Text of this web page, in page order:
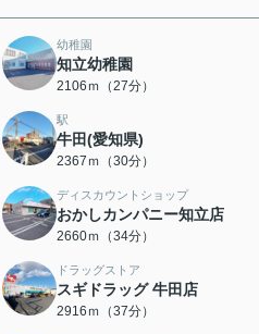
幼稚園
知立幼稚園
2106ｍ（27分）
駅
牛田(愛知県)
2367ｍ（30分）
ディスカウントショップ
おかしカンパニー知立店
2660ｍ（34分）
ドラッグストア
スギドラッグ 牛田店
2916ｍ（37分）